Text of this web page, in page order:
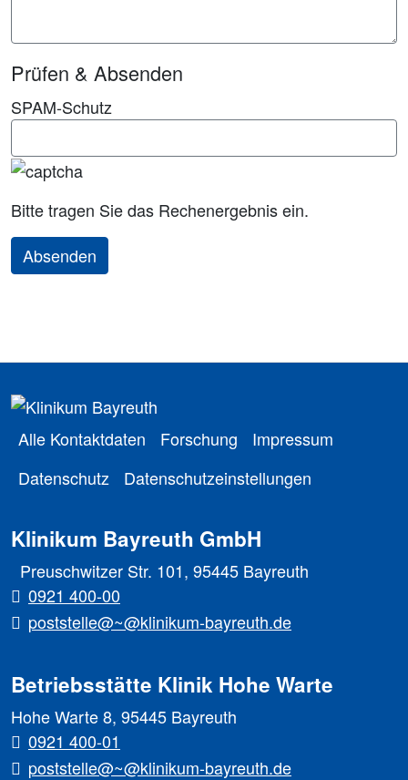
Prüfen & Absenden
SPAM-Schutz
Bitte tragen Sie das Rechenergebnis ein.
Alle Kontaktdaten Forschung
Impressum
Datenschutz
Datenschutzeinstellungen
Klinikum Bayreuth GmbH
Preuschwitzer Str. 101, 95445 Bayreuth
0921 400-00
poststelle@~@klinikum-bayreuth.de
Betriebsstätte Klinik Hohe Warte
Hohe Warte 8, 95445 Bayreuth
0921 400-01
poststelle@~@klinikum-bayreuth.de